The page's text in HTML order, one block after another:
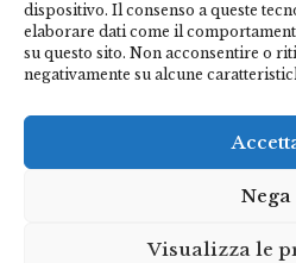
dispositivo. Il consenso a queste
elaborare dati come il
su questo sito. Non acconsentire o
negativamente su alcune
Nega
Visualizza le
Email*